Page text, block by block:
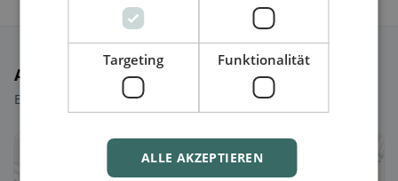
Ausgewählte Restaurants
Ein paar Picks, um sofort loszulegen.
Targeting Funktionalität
ALLE AKZEPTIEREN